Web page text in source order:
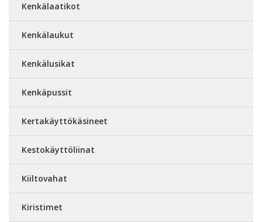
Kenkälaatikot
Kenkälaukut
Kenkälusikat
Kenkäpussit
Kertakäyttökäsineet
Kestokäyttöliinat
Kiiltovahat
Kiristimet